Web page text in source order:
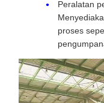
Peralatan
proses